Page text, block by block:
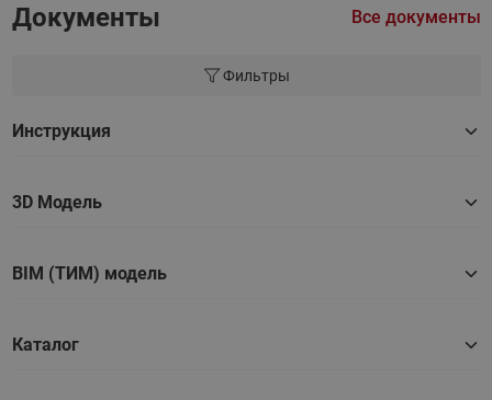
Документы Все документы
Фильтры
Инструкция
3D Модель
BIM (ТИМ) модель
Каталог